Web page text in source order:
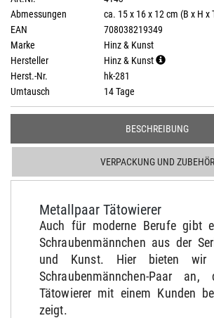
Abmessungen
ca. 15 x 16 x 12 cm (B x H x
EAN
708038219349
Marke
Hinz & Kunst
Hersteller
Hinz & Kunst
Herst.-Nr.
hk-281
Umtausch
14 Tage
BESCHREIBUNG
VERPACKUNG UND ZUBEHÖR
Metallpaar Tätowierer
Auch für moderne Berufe gibt
Schraubenmännchen aus der
und Kunst. Hier bieten wir
Schraubenmännchen-Paar
Tätowierer mit einem Kunden
zeigt.